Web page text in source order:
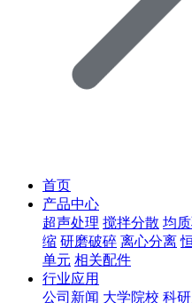
首页
产品中心
超声处理 搅拌分散 均
缩 研磨破碎 离心分离
单元 相关配件
行业应用
公司新闻 大学院校 科